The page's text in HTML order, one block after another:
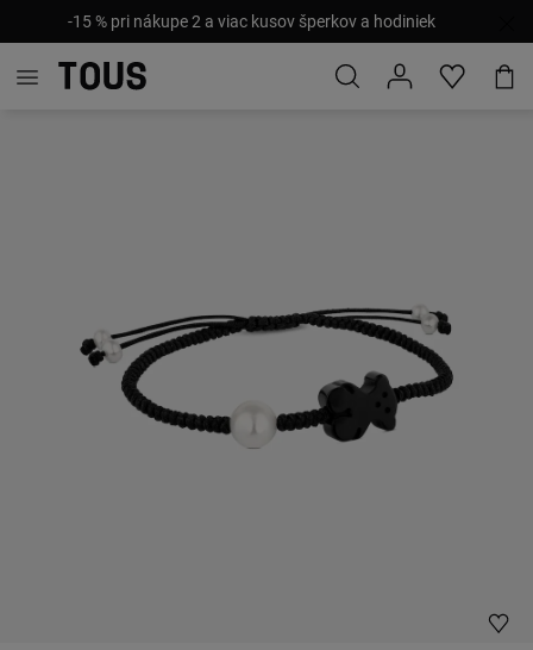
-15 % pri nákupe 2 a viac kusov šperkov a hodiniek